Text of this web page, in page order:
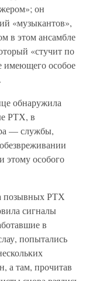
он
«музыкантов»,
в этом ансамбле
«стучит по
имеющего особое
обнаружила
РТХ, в
— службы,
этому особого
позывных РТХ
сигналы
в
попытались
а там, прочитав